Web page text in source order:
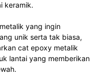
keramik.
yang ingin
unik serta tak biasa,
cat epoxy metalik
lantai yang memberikan